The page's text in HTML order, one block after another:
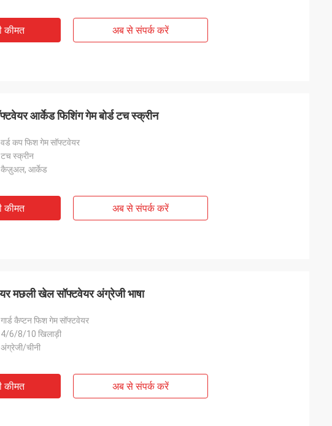
कीमत अब से संपर्क करें
आर्केड फिशिंग गेम बोर्ड टच स्क्रीन
वर्ड कप फिश गेम सॉफ्टवेयर
टच स्क्रीन
कैज़ुअल, आर्केड
कीमत अब से संपर्क करें
मछली खेल सॉफ्टवेयर अंग्रेजी भाषा
गार्ड कैप्टन फिश गेम सॉफ्टवेयर
4/6/8/10 खिलाड़ी
अंग्रेजी/चीनी
कीमत अब से संपर्क करें